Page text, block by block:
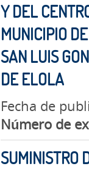
Y DEL
MUNICIPIO
SAN LUIS
DE ELOLA
Fecha de
Número de
SUMINISTRO